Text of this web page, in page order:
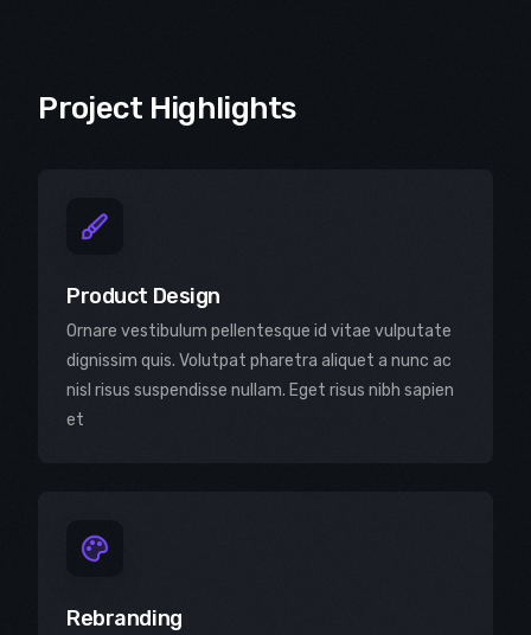
Project Highlights
Product Design
Ornare vestibulum pellentesque id vitae vulputate
dignissim quis. Volutpat pharetra aliquet a nunc ac
nisl risus suspendisse nullam. Eget risus nibh sapien
et
Rebranding